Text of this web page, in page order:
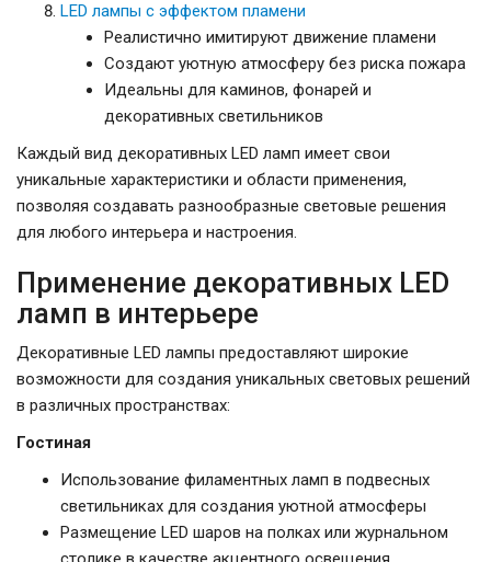
LED лампы с эффектом пламени
Реалистично имитируют движение пламени
Создают уютную атмосферу без риска пожара
Идеальны для каминов, фонарей и
декоративных светильников
Каждый вид декоративных LED ламп имеет свои
уникальные характеристики и области применения,
позволяя создавать разнообразные световые решения
для любого интерьера и настроения.
Применение декоративных LED
ламп в интерьере
Декоративные LED лампы предоставляют широкие
возможности для создания уникальных световых решений
в различных пространствах:
Гостиная
Использование филаментных ламп в подвесных
светильниках для создания уютной атмосферы
Размещение LED шаров на полках или журнальном